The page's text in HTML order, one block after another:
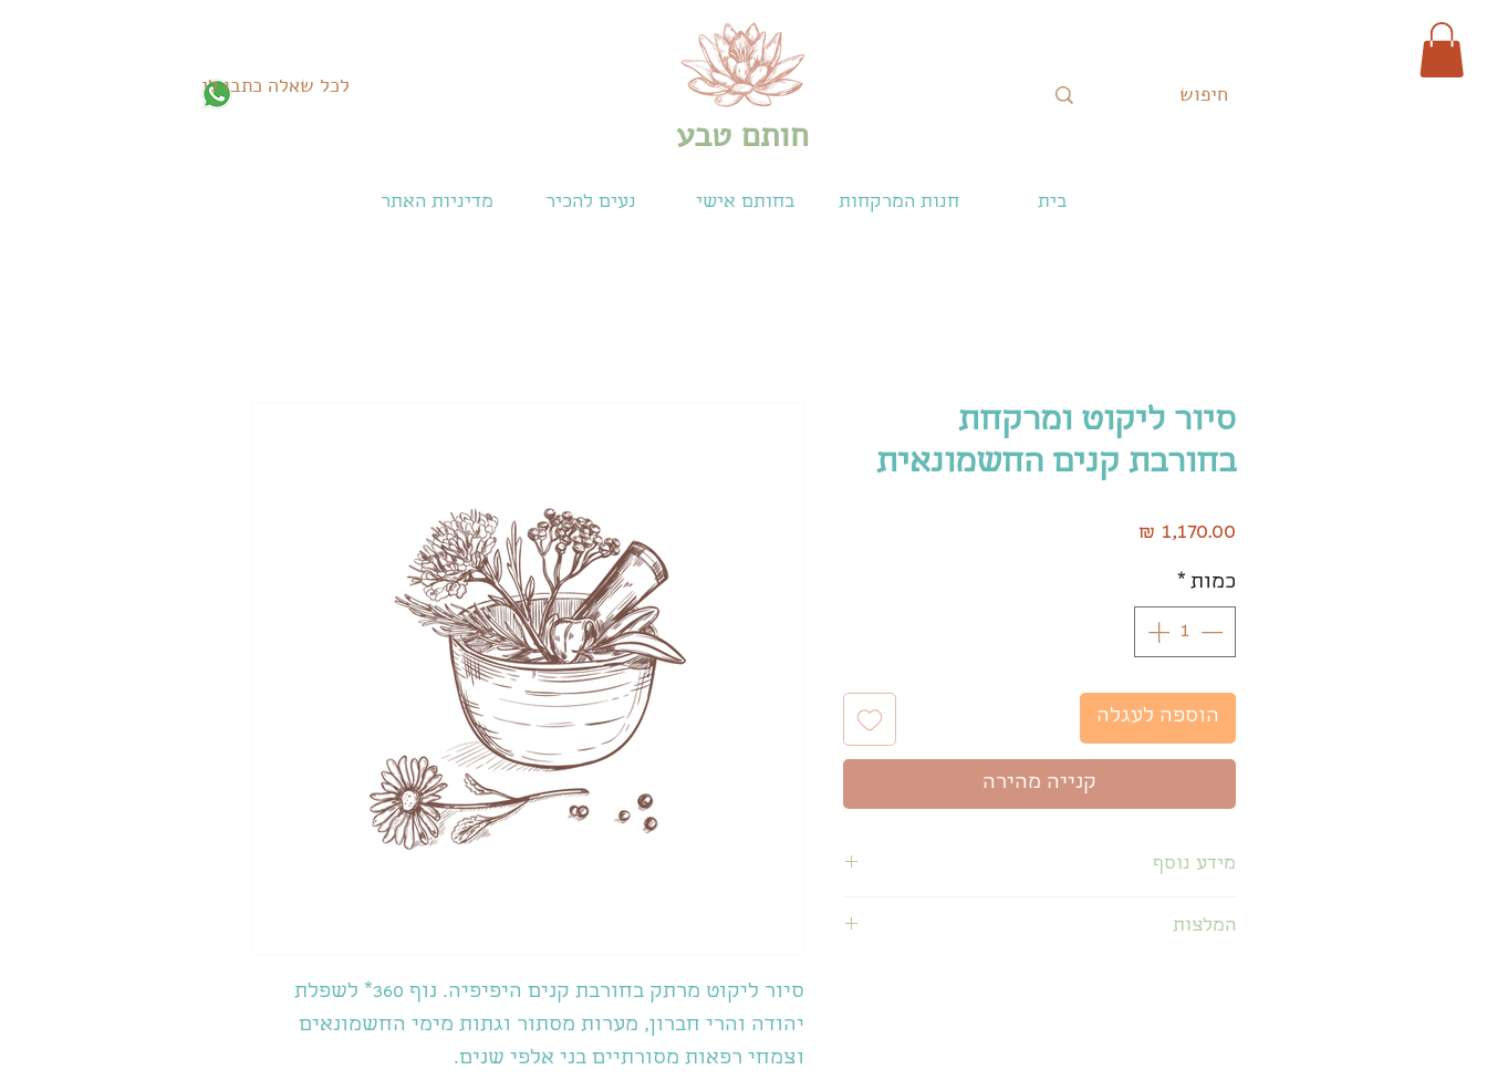
לכל שאלה כתבו לי
חותם טבע
בית חנות המרקחות בחותם אישי נעים להכיר מדיניות האתר
סיור ליקוט מרתק בחורבת קנים היפיפיה. נוף 360* לשפלת
יהודה והרי חברון, מערות מסתור וגתות מימי החשמונאים
וצמחי רפאות מסורתיים בני אלפי שנים.
סיור ליקוט ומרקחת
בחורבת קנים החשמונאית
מחיר
כמות *
הוספה לעגלה
קנייה מהירה
מידע נוסף
המלצות